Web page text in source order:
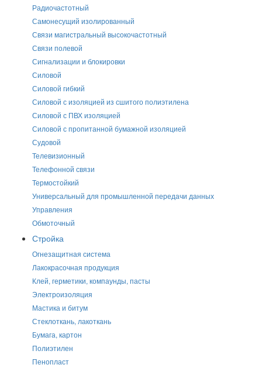
Радиочастотный
Самонесущий изолированный
Связи магистральный высокочастотный
Связи полевой
Сигнализации и блокировки
Силовой
Силовой гибкий
Силовой с изоляцией из сшитого полиэтилена
Силовой с ПВХ изоляцией
Силовой с пропитанной бумажной изоляцией
Судовой
Телевизионный
Телефонной связи
Термостойкий
Универсальный для промышленной передачи данных
Управления
Обмоточный
Стройка
Огнезащитная система
Лакокрасочная продукция
Клей, герметики, компаунды, пасты
Электроизоляция
Мастика и битум
Стеклоткань, лакоткань
Бумага, картон
Полиэтилен
Пенопласт